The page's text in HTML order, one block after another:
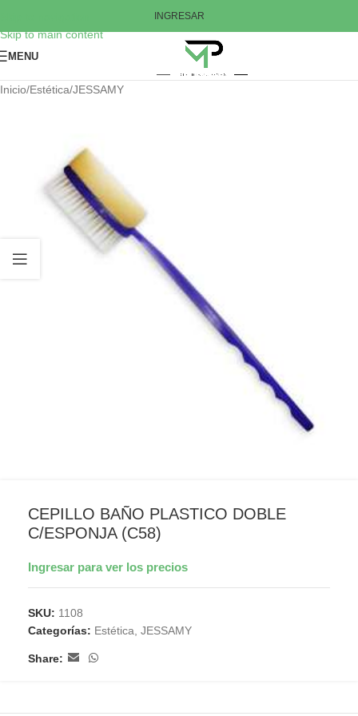
Skip to main content
INGRESAR
MENU
Inicio/Estética/JESSAMY
CEPILLO BAÑO PLASTICO DOBLE
C/ESPONJA (C58)
Ingresar para ver los precios
SKU: 1108
Categorías: Estética JESSAMY
Share: